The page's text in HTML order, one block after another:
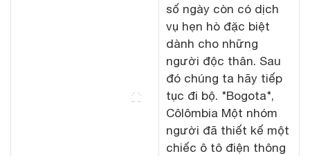
số ngày còn có dịch
vụ hẹn hò đặc biệt
dành cho những
người độc thân. Sau
đó chúng ta hãy tiếp
tục đi bộ. "Bogota",
Côlômbia Một nhóm
người đã thiết kế một
chiếc ô tô điện thông